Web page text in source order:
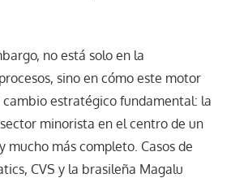
no está solo en la
sino en cómo este motor
estratégico fundamental: la
minorista en el centro de un
mucho más completo. Casos de
CVS y la brasileña Magalu